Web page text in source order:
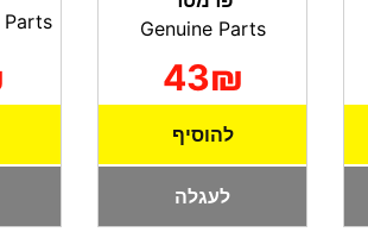
Genuine Parts
43₪
להוסיף
לעגלה